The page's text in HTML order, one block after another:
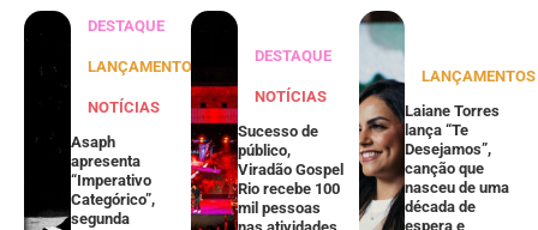
DESTAQUE
LANÇAMENTOS
NOTÍCIAS
Asaph
apresenta
“Imperativo
Categórico”,
segunda
DESTAQUE
NOTÍCIAS
Sucesso de
público,
Viradão Gospel
Rio recebe 100
mil pessoas
LANÇAMENTOS
Laiane Torres
lança “Te
Desejamos”,
canção que
nasceu de uma
década de
espera e